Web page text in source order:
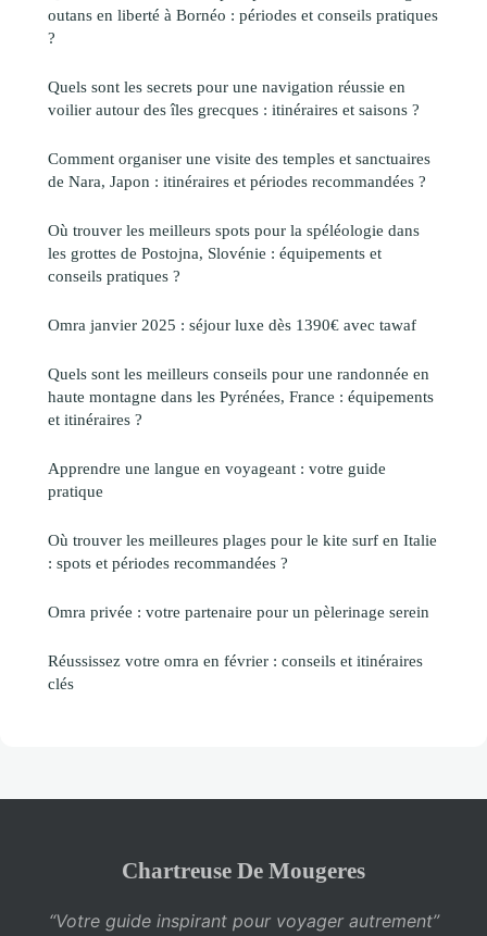
outans en liberté à Bornéo : périodes et conseils pratiques
?
Quels sont les secrets pour une navigation réussie en
voilier autour des îles grecques : itinéraires et saisons ?
Comment organiser une visite des temples et sanctuaires
de Nara, Japon : itinéraires et périodes recommandées ?
Où trouver les meilleurs spots pour la spéléologie dans
les grottes de Postojna, Slovénie : équipements et
conseils pratiques ?
Omra janvier 2025 : séjour luxe dès 1390€ avec tawaf
Quels sont les meilleurs conseils pour une randonnée en
haute montagne dans les Pyrénées, France : équipements
et itinéraires ?
Apprendre une langue en voyageant : votre guide
pratique
Où trouver les meilleures plages pour le kite surf en Italie
: spots et périodes recommandées ?
Omra privée : votre partenaire pour un pèlerinage serein
Réussissez votre omra en février : conseils et itinéraires
clés
Chartreuse De Mougeres
“Votre guide inspirant pour voyager autrement”